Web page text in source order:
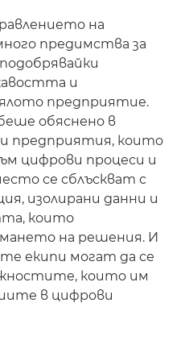
на
предимства за
и
предприятие.
обяснено в
предприятия, които
цифрови процеси и
се сблъскват с
изолирани данни и
които
на решения. И
екипи могат да се
които им
в цифрови